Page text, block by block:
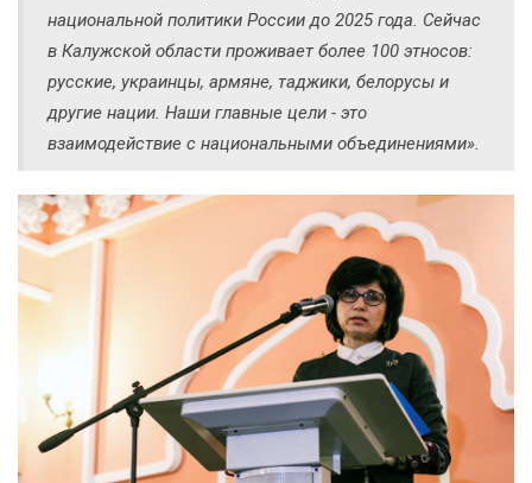
национальной политики России до 2025 года. Сейчас
в Калужской области проживает более 100 этносов:
русские, украинцы, армяне, таджики, белорусы и
другие нации. Наши главные цели - это
взаимодействие с национальными объединениями».